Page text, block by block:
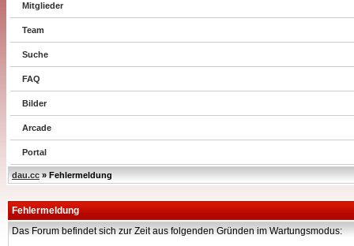
Mitglieder
Team
Suche
FAQ
Bilder
Arcade
Portal
dau.cc » Fehlermeldung
Fehlermeldung
Das Forum befindet sich zur Zeit aus folgenden Gründen im Wartungsmodus: